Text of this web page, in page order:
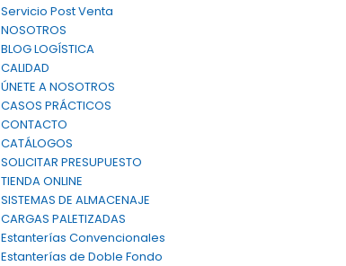
Servicio Post Venta
NOSOTROS
BLOG LOGÍSTICA
CALIDAD
ÚNETE A NOSOTROS
CASOS PRÁCTICOS
CONTACTO
CATÁLOGOS
SOLICITAR PRESUPUESTO
TIENDA ONLINE
SISTEMAS DE ALMACENAJE
CARGAS PALETIZADAS
Estanterías Convencionales
Estanterías de Doble Fondo